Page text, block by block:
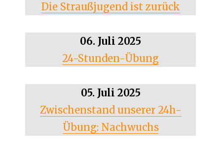
Die Straußjugend ist zurück
06. Juli 2025
24-Stunden-Übung
05. Juli 2025
Zwischenstand unserer 24h-
Übung: Nachwuchs